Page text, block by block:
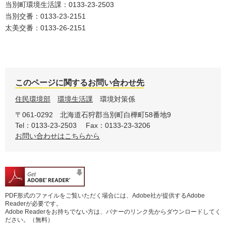
当別町環境生活課：0133-23-2503
​当別交番：0133-23-2151
太美交番：0133-26-2151
このページに関するお問い合わせ先
住民環境部 環境生活課
環境対策係
〒061-0292
北海道石狩郡当別町白樺町58番地9
Tel：0133-23-2503
Fax：0133-23-3206
お問い合わせはこちらから
PDF形式のファイルをご覧いただく場合には、Adobe社が提供するAdobe
Readerが必要です。
Adobe Readerをお持ちでない方は、バナーのリンク先からダウンロードしてく
ださい。（無料）